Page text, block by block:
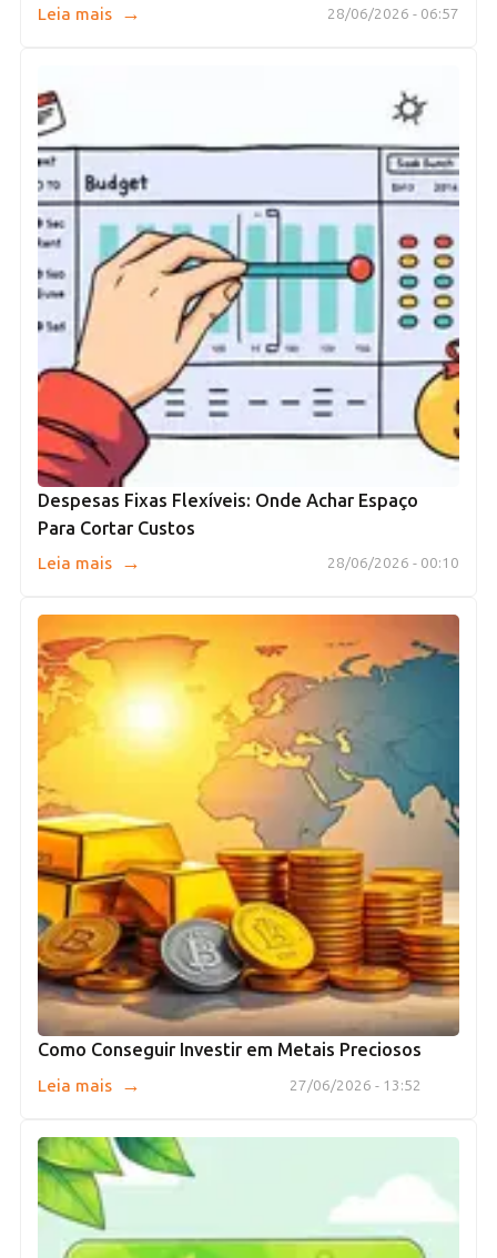
28/06/2026 - 06:57
Leia mais →
Despesas Fixas Flexíveis: Onde Achar Espaço
Para Cortar Custos
28/06/2026 - 00:10
Leia mais →
Como Conseguir Investir em Metais Preciosos
27/06/2026 - 13:52
Leia mais →